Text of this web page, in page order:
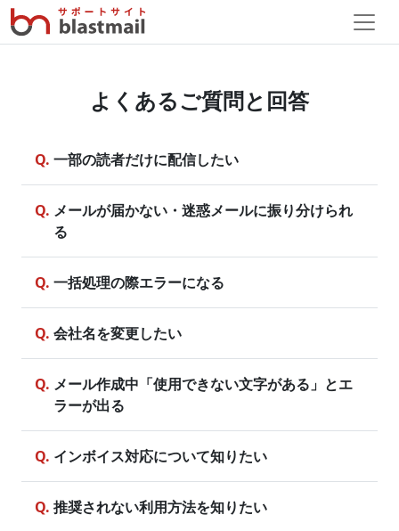
よくあるご質問と回答
一部の読者だけに配信したい
メールが届かない・迷惑メールに振り分けられ
る
一括処理の際エラーになる
会社名を変更したい
メール作成中「使用できない文字がある」とエ
ラーが出る
インボイス対応について知りたい
推奨されない利用方法を知りたい